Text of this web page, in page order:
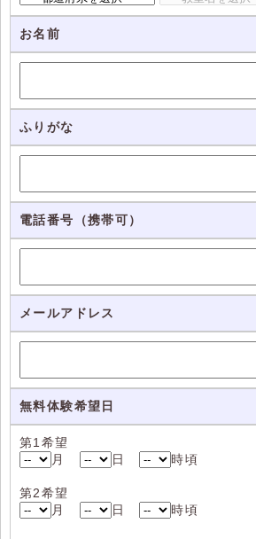
お名前
ふりがな
電話番号（携帯可）
メールアドレス
無料体験希望日
第1希望
月
日 時頃
第2希望
月
日 時頃